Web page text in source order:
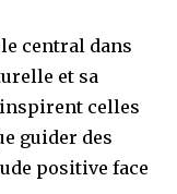
central dans
et sa
celles
guider des
positive face